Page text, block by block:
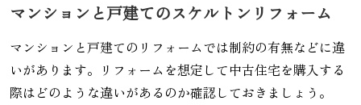
マンションと戸建てのスケルトンリフォーム
マンションと戸建てのリフォームでは制約の有無などに違
いがあります。リフォームを想定して中古住宅を購入する
際はどのような違いがあるのか確認しておきましょう。